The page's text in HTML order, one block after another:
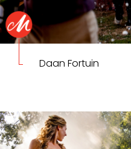
Daan Fortuin